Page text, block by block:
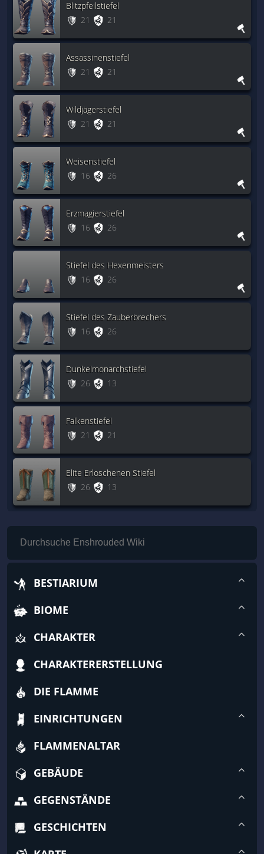
Blitzpfeilstiefel
21
21
Assassinenstiefel
21
21
Wildjägerstiefel
21
21
Weisenstiefel
16
26
Erzmagierstiefel
16
26
Stiefel des Hexenmeisters
16
26
Stiefel des Zauberbrechers
16
26
Dunkelmonarchstiefel
26
13
Falkenstiefel
21
21
Elite Erloschenen Stiefel
26
13
BESTIARIUM
BIOME
CHARAKTER
CHARAKTERERSTELLUNG
DIE FLAMME
EINRICHTUNGEN
FLAMMENALTAR
GEBÄUDE
GEGENSTÄNDE
GESCHICHTEN